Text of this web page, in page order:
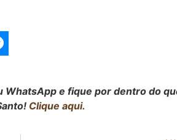
WhatsApp e fique por dentro do
Clique aqui.